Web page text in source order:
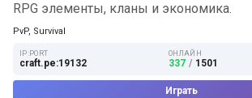
RPG элементы, кланы и экономика.
PvP, Survival
IP:PORT
craft.pe:19132
ОНЛАЙН
337 / 1501
Играть